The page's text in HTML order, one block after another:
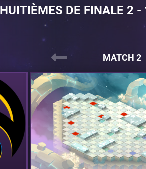
HUITIÈMES DE FINALE 2
MATCH 2